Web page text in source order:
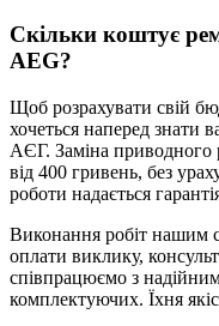
Скільки коштує
AEG?
Щоб розрахувати свій
хочеться наперед знати
АЄГ. Заміна приводного
від 400 гривень, без
роботи надається
Виконання робіт нашим
оплати виклику,
співпрацюємо з
комплектуючих. Їхня